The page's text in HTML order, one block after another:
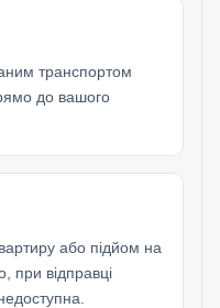
транспортом
до вашого
або підйом на
при відправці